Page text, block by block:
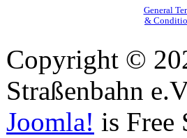
General
&
Copyright ©
Straßenbahn
Joomla! is Free